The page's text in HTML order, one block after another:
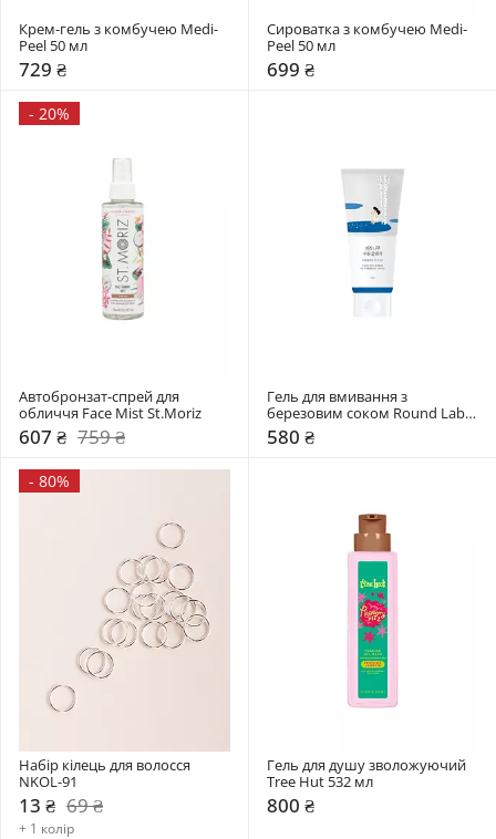
Крем-гель з комбучею Medi-
Peel 50 мл
729 ₴
Сироватка з комбучею Medi-
Peel 50 мл
699 ₴
- 20%
Автобронзат-спрей для
обличчя Face Mist St.Moriz
607 ₴ 759 ₴
Гель для вмивання з
березовим соком Round Lab
150 мл
580 ₴
- 80%
Набір кілець для волосся
NKOL-91
13 ₴ 69 ₴
+ 1 колір
Гель для душу зволожуючий
Tree Hut 532 мл
800 ₴